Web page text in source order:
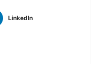
LinkedIn